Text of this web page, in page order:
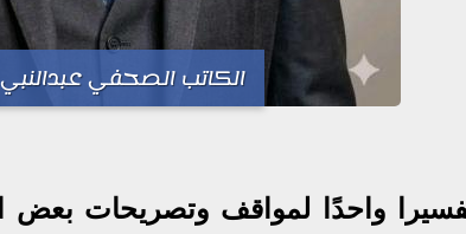
الكاتب الصحفي عبدالنبي
واحدًا لمواقف وتصريحات بعض